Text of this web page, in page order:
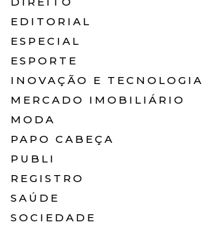
EDITORIAL
ESPECIAL
ESPORTE
INOVAÇÃO E TECNOLOGIA
MERCADO IMOBILIÁRIO
MODA
PAPO CABEÇA
PUBLI
REGISTRO
SAÚDE
SOCIEDADE